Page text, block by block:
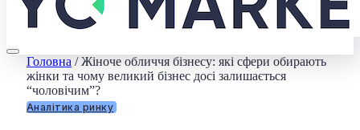
Головна /Жіноче обличчя бізнесу: які сфери обирають
жінки та чому великий бізнес досі залишається
“чоловічим”?
Аналітика ринку